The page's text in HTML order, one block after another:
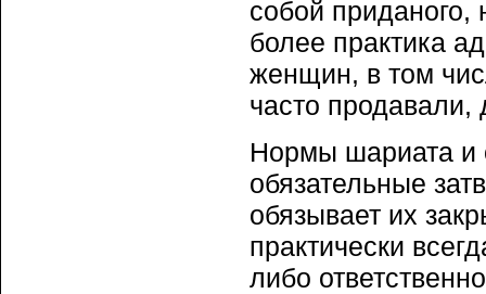
собой
более практика
женщин, в том
часто продавали,
Нормы шариата и
обязательные
обязывает их
практически
либо